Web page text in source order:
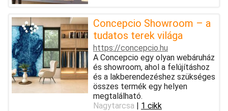
Concepcio Showroom – a
tudatos terek világa
https://concepcio.hu
A Concepcio egy olyan webáruház
és showroom, ahol a felújításhoz
és a lakberendezéshez szükséges
összes termék egy helyen
megtalálható.
Nagytarcsa | 1 cikk